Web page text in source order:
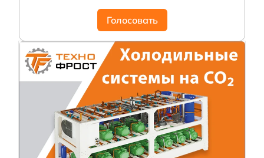
Голосовать